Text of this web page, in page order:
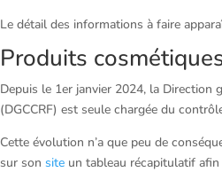
Le détail des informations à faire
Produits
Depuis le 1er janvier 2024, la Direction
(DGCCRF) est seule chargée du
Cette évolution n’a que peu de
sur sonsite un tableau récapitulatif